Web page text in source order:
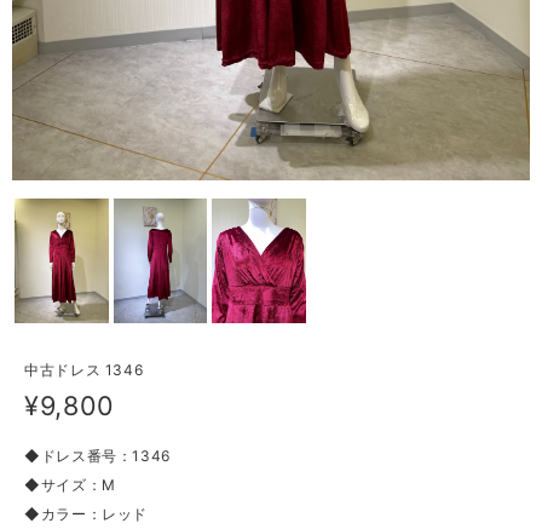
中古ドレス 1346
¥9,800
◆ドレス番号：1346
◆サイズ：M
◆カラー：レッド